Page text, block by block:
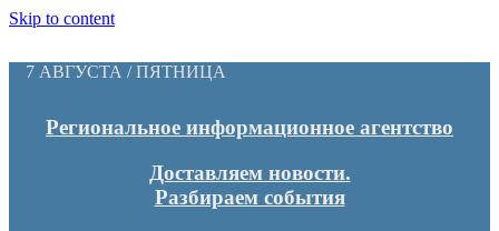
Skip to content
7 АВГУСТА / ПЯТНИЦА
Региональное информационное агентство
Доставляем новости.
Разбираем события